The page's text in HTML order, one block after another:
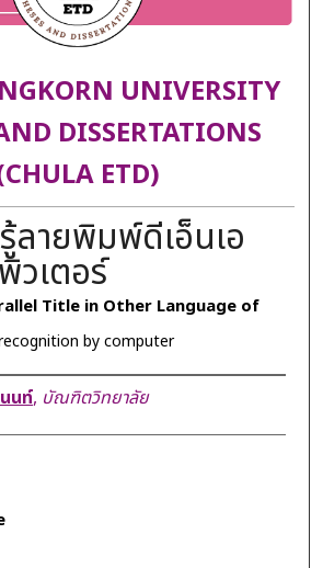
UNIVERSITY
DISSERTATIONS
ETD)
ลายพิมพ์ดีเอ็นเอ
เตอร์
Title in Other Language of
by computer
นท์, บัณฑิตวิทยาลัย